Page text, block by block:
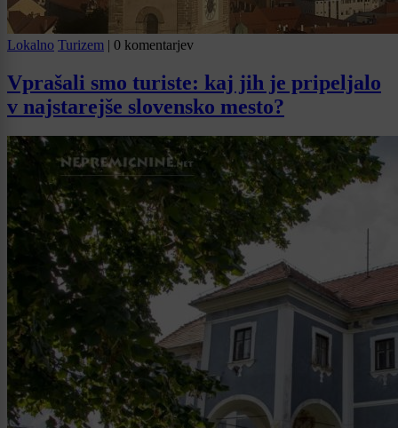
Lokalno Turizem | 0 komentarjev
Vprašali smo turiste: kaj jih je pripeljalo
v najstarejše slovensko mesto?